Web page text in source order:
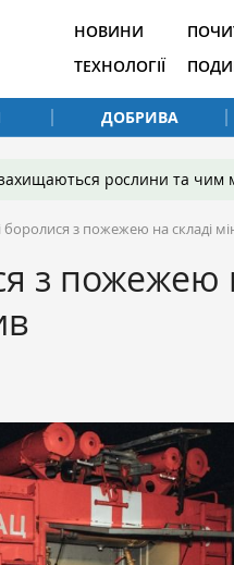
НОВИНИ
ТЕХНОЛОГІЇ
ДОБРИВА
захищаються рослини та
боролися з пожежею на складі
з пожежею